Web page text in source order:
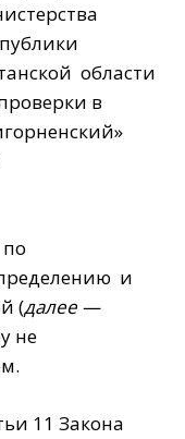
области
в
и
(далее —
не
11 Закона